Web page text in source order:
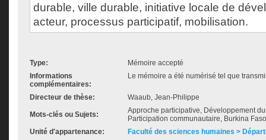
durable, ville durable, initiative locale de
acteur, processus participatif, mobilisation.
Type:
Mémoire accepté
Informations
complémentaires:
Le mémoire a été numérisé tel que
Directeur de thèse: Waaub, Jean-Philippe
Mots-clés ou Sujets:
Approche participative, Développement
Participation communautaire, Burkina Faso
Unité d'appartenance:
Faculté des sciences humaines >